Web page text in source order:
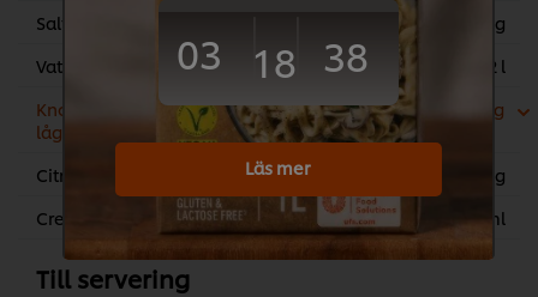
Salt
25 g
Vatten
2 l
Knorr Ekologisk Grönsaksbuljong
lågsalt, pulver 6 x 1,1 kg
16 g
Citronjuice
15 g
Cream 35% (whipping, etc.)
250 ml
Till servering
03 18 38
Läs mer